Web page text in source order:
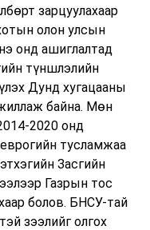
зарцуулахаар
олон улсын
онд ашиглалтад
түншлэлийн
Дунд хугацааны
байна. Мөн
2020 онд
тусламжаа
Засгийн
Газрын тос
болов. БНСУ-тай
зээлийг олгох